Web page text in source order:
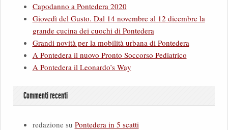
Capodanno a Pontedera 2020
Giovedì del Gusto. Dal 14 novembre al 12 dicembre la
grande cucina dei cuochi di Pontedera
Grandi novità per la mobilità urbana di Pontedera
A Pontedera il nuovo Pronto Soccorso Pediatrico
A Pontedera il Leonardo’s Way
Commenti recenti
redazionesu Pontedera in 5 scatti